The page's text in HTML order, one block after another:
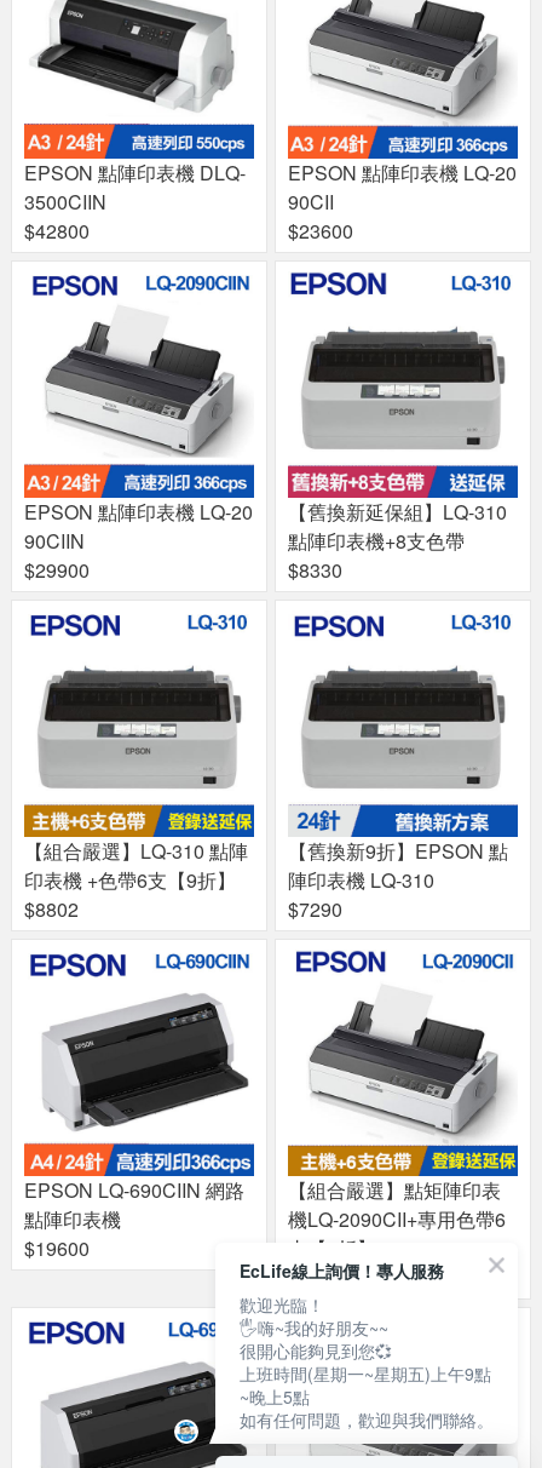
EPSON 點陣印表機 DLQ-
3500CIIN
$42800
EPSON 點陣印表機 LQ-20
90CII
$23600
EPSON 點陣印表機 LQ-20
90CIIN
$29900
【舊換新延保組】LQ-310
點陣印表機+8支色帶
$8330
【組合嚴選】LQ-310 點陣
印表機 +色帶6支【9折】
$8802
【舊換新9折】EPSON 點
陣印表機 LQ-310
$7290
EPSON LQ-690CIIN 網路
點陣印表機
$19600
【組合嚴選】點矩陣印表
機LQ-2090CII+專用色帶6
支【9折】
$26732
EcLife線上詢價！專人服務
歡迎光臨！
🖐嗨~我的好朋友~~
很開心能夠見到您💞
上班時間(星期一~星期五)上午9點
~晚上5點
如有任何問題，歡迎與我們聯絡。